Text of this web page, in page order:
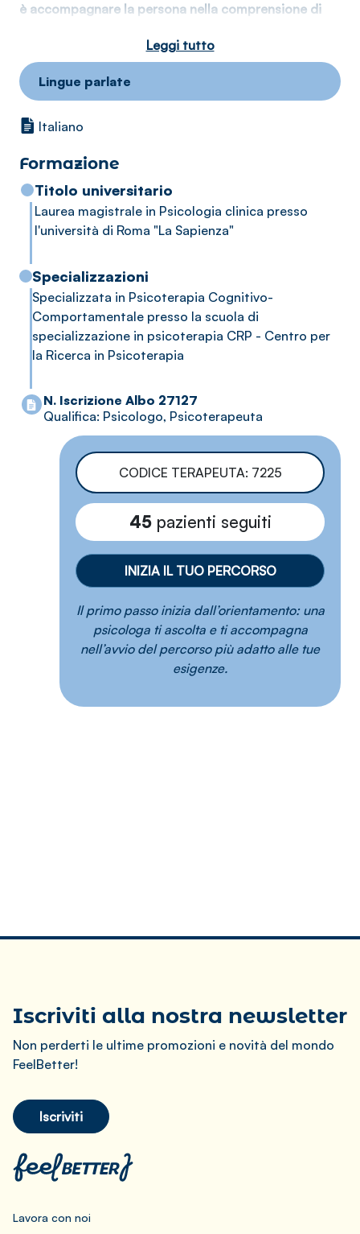
è accompagnare la persona nella comprensione di
ricerca di nuove risorse per affrontare i momenti di
cambiamento o di disagio.
Il percorso che propongo si basa sull’ascolto, sulla
relazione e sulla valorizzazione delle proprie
potenzialità. Credo che ogni esperienza, anche quella
crescita e di maggiore consapevolezza.
Leggi tutto
Lingue parlate
Italiano
Formazione
Titolo universitario
Laurea magistrale in Psicologia clinica presso
l'università di Roma "La Sapienza"
Specializzazioni
Specializzata in Psicoterapia Cognitivo-
Comportamentale presso la scuola di
specializzazione in psicoterapia CRP - Centro per
la Ricerca in Psicoterapia
N. Iscrizione Albo 27127
Qualifica: Psicologo, Psicoterapeuta
CODICE TERAPEUTA: 7225
45pazienti seguiti
INIZIA IL TUO PERCORSO
Il primo passo inizia dall’orientamento: una
psicologa ti ascolta e ti accompagna
nell’avvio del percorso più adatto alle tue
esigenze.
Iscriviti alla nostra newsletter
Non perderti le ultime promozioni e novità del mondo
FeelBetter!
Iscriviti
Lavora con noi